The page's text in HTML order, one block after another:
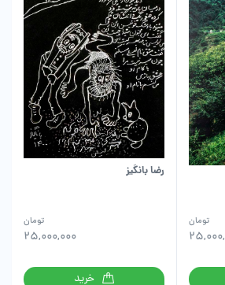
تومان
رضا بانگیز
25,000,000
تومان
خرید